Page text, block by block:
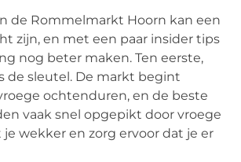
de Rommelmarkt Hoorn kan een
zijn, en met een paar insider tips
nog beter maken. Ten eerste,
de sleutel. De markt begint
ochtenduren, en de beste
vaak snel opgepikt door vroege
je wekker en zorg ervoor dat je er